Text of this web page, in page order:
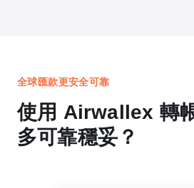
全球匯款更安全可靠
使用 Airwallex 轉
多可靠穩妥？